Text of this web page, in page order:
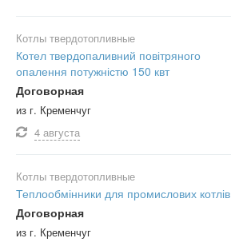
Котлы твердотопливные
Котел твердопаливний повітряного
опалення потужністю 150 квт
Договорная
из г. Кременчуг
4 августа
Котлы твердотопливные
Теплообмінники для промислових котлів
Договорная
из г. Кременчуг